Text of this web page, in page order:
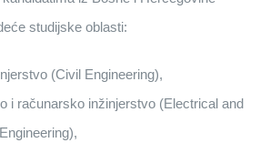
studijske oblasti:
(Civil Engineering),
i računarsko inžinjerstvo (Electrical and